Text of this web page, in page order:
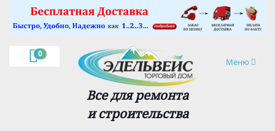
0
Навигация
Меню
Все для ремонта
и строительства
×